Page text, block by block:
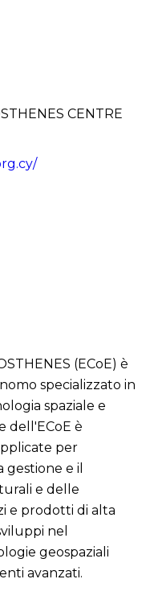
CENTRE
(ECoE) è
specializzato in
spaziale e
dell'ECoE è
per
e il
e delle
e prodotti di alta
nel
geospaziali
avanzati.